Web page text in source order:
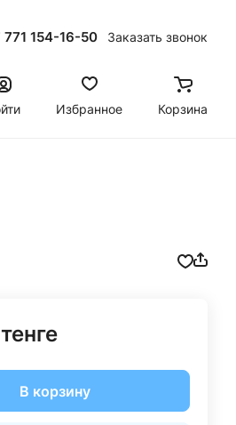
771 154-16-50 Заказать звонок
Избранное Корзина
В корзину